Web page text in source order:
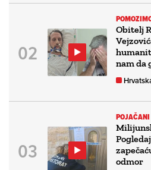
Obitelj
nam da
odmor